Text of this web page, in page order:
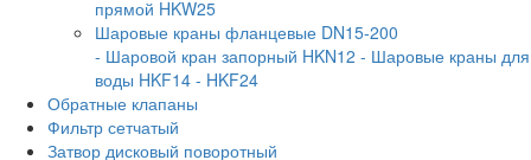
прямой HKW25
Шаровые краны фланцевые DN15-200
- Шаровой кран запорный HKN12 - Шаровые краны для
воды HKF14 - HKF24
Обратные клапаны
Фильтр сетчатый
Затвор дисковый поворотный